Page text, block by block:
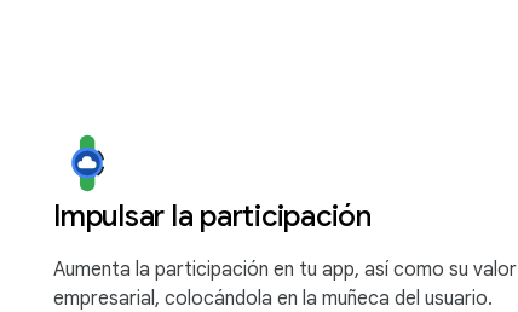
Impulsar la participación
Aumenta la participación en tu app, así como su valor
empresarial, colocándola en la muñeca del usuario.